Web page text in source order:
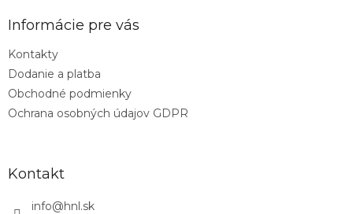
Informácie pre vás
Kontakty
Dodanie a platba
Obchodné podmienky
Ochrana osobných údajov GDPR
Kontakt
info@hnl.sk